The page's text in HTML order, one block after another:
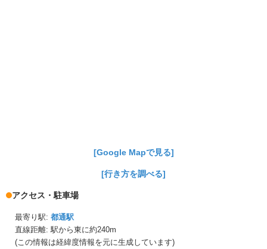
[Google Mapで見る]
[行き方を調べる]
アクセス・駐車場
最寄り駅: 都通駅
直線距離: 駅から東に約240m
(この情報は経緯度情報を元に生成しています)